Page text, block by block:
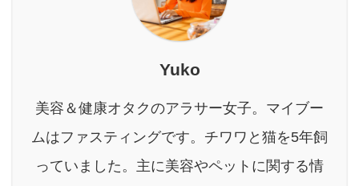
り、ダイエットや健康法
として注目を集めていま
果、注意点については、
もいるかもしれません。
ット）がなぜ今注目され
るのか？ 現代社会は、美
Yuko
美容＆健康オタクのアラサー女子。マイブー
ムはファスティングです。チワワと猫を5年飼
っていました。主に美容やペットに関する情